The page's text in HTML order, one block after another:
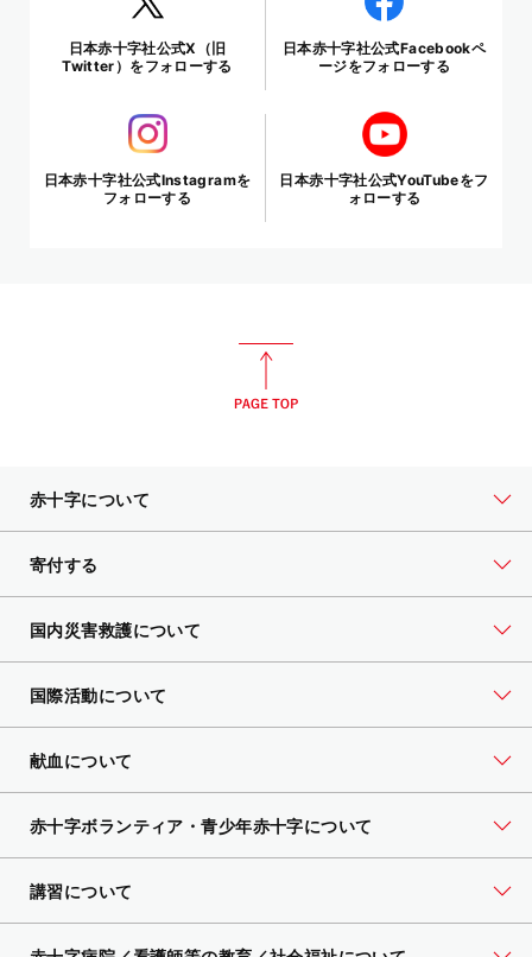
日本赤十字社公式X（旧
Twitter）をフォローする
日本赤十字社公式Facebookペ
ージをフォローする
日本赤十字社公式Instagramを
フォローする
日本赤十字社公式YouTubeをフ
ォローする
赤十字について
寄付する
国内災害救護について
国際活動について
献血について
赤十字ボランティア・青少年赤十字について
講習について